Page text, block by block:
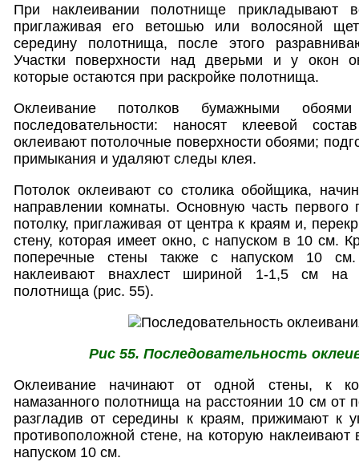
При наклеивании полотнище прикладывают
приглаживая его ветошью или волосяной
середину полотнища, после этого
Участки поверхности над дверьми и у окон
которые остаются при раскройке полотнища.
Оклеивание потолков бумажными
последовательности: наносят клеевой
оклеивают потолочные поверхности обоями;
примыкания и удаляют следы клея.
Потолок оклеивают со столика обойщика,
направлении комнаты. Основную часть первого
потолку, приглаживая от центра к краям и,
стену, которая имеет окно, с напуском в 10 см.
поперечные стены также с напуском 10
наклеивают внахлест шириной 1-1,5 см
полотнища (рис. 55).
Рис 55. Последовательность
Оклеивание начинают от одной стены, к
намазанного полотнища на расстоянии 10 см от
разгладив от середины к краям, прижимают к
противоположной стене, на которую наклеивают
напуском 10 см.